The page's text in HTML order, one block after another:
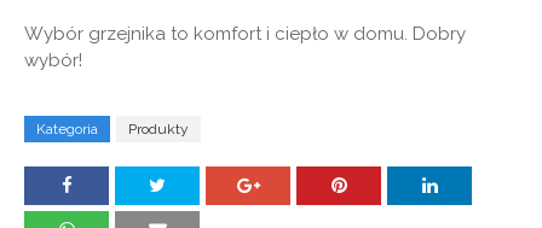
Wybór grzejnika to komfort i ciepło w domu. Dobry
wybór!
Kategoria Produkty